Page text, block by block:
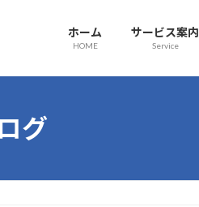
ホーム
HOME
サービス案内
Service
グ